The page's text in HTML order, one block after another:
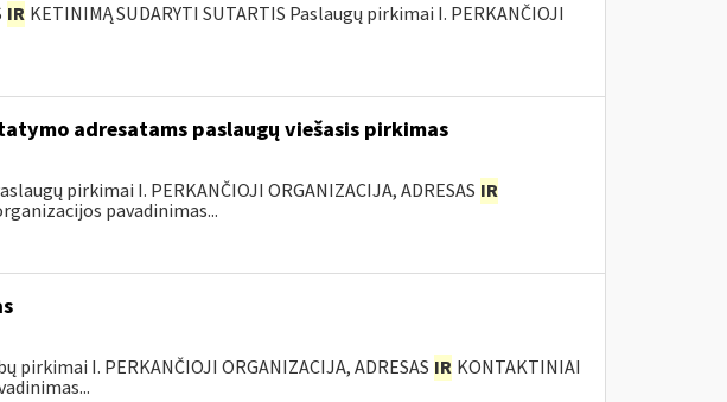
IR KETINIMĄ SUDARYTI SUTARTIS Paslaugų pirkimai I. PERKANČIOJI
adresatams paslaugų viešasis pirkimas
pirkimai I. PERKANČIOJI ORGANIZACIJA, ADRESAS IR
pavadinimas...
pirkimai I. PERKANČIOJI ORGANIZACIJA, ADRESAS IR KONTAKTINIAI